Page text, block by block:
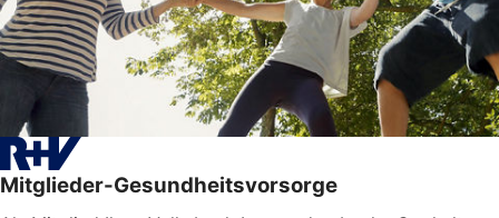
Mitglieder-Gesundheitsvorsorge